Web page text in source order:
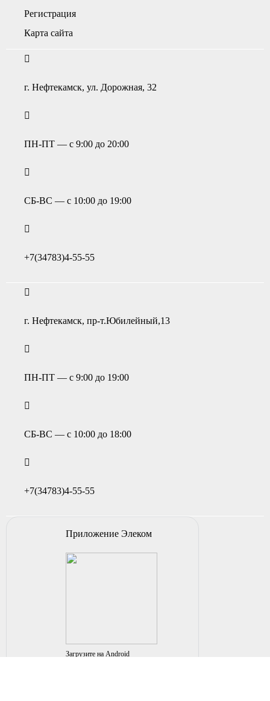
Регистрация
Карта сайта
г. Нефтекамск, ул. Дорожная, 32
ПН-ПТ — с 9:00 до 20:00
СБ-ВС — с 10:00 до 19:00
+7(34783)4-55-55
г. Нефтекамск, пр-т.Юбилейный,13
ПН-ПТ — с 9:00 до 19:00
СБ-ВС — с 10:00 до 18:00
+7(34783)4-55-55
Приложение Элеком
Загрузите на Android